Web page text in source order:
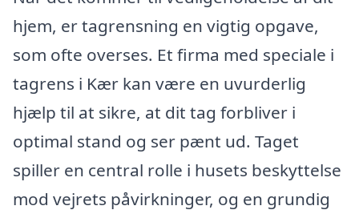
hjem, er tagrensning en vigtig opgave,
som ofte overses. Et firma med speciale i
tagrens i Kær kan være en uvurderlig
hjælp til at sikre, at dit tag forbliver i
optimal stand og ser pænt ud. Taget
spiller en central rolle i husets beskyttelse
mod vejrets påvirkninger, og en grundig